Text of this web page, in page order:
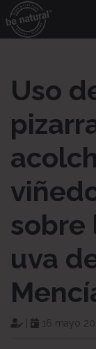
Uso
sobre
uva
16 mayo